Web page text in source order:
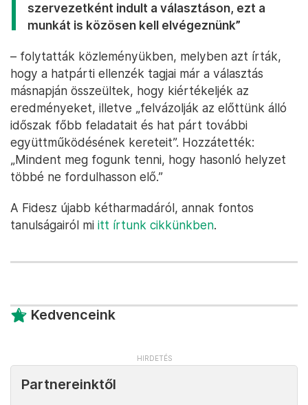
szervezetként indult a választáson, ezt a
munkát is közösen kell elvégeznünk”
– folytatták közleményükben, melyben azt írták,
hogy a hatpárti ellenzék tagjai már a választás
másnapján összeültek, hogy kiértékeljék az
eredményeket, illetve „felvázolják az előttünk álló
időszak főbb feladatait és hat párt további
együttműködésének kereteit”. Hozzátették:
„Mindent meg fogunk tenni, hogy hasonló helyzet
többé ne fordulhasson elő.”
A Fidesz újabb kétharmadáról, annak fontos
tanulságairól mi itt írtunk cikkünkben.
Kedvenceink
Partnereinktől